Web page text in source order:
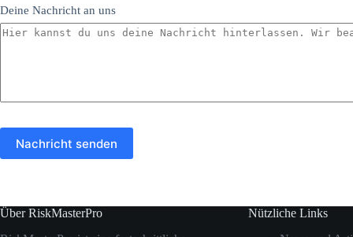
Deine Nachricht an uns
Nachricht senden
Über RiskMasterPro
Nützliche Links